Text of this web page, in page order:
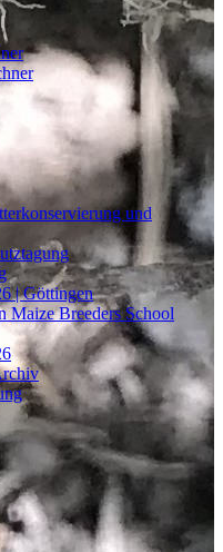
und
| Göttingen
Maize Breeders School